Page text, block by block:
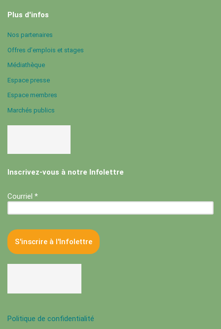
Plus d'infos
Nos partenaires
Offres d’emplois et stages
Médiathèque
Espace presse
Espace membres
Marchés publics
Inscrivez-vous à notre Infolettre
Courriel *
Politique de confidentialité